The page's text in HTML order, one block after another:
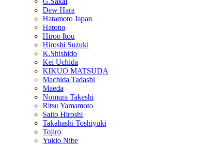
Dew Hara
Hatamoto Japan
Hatono
Hiroo Itou
Hiroshi Suzuki
K.Shishido
Kei Uchida
KIKUO MATSUDA
Machida Tadashi
Maeda
Nomura Takeshi
Ritsu Yamamoto
Saito Hiroshi
Takahashi Toshiyuki
Tojiro
Yukio Nibe